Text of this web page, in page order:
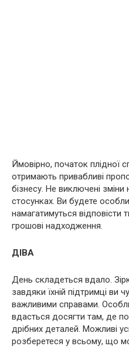
Ймовірно, початок плідної
отримають привабливі
бізнесу. Не виключені
стосунках. Ви будете
намагатимуться відповісти
грошові надходження.
ДІВА
День складеться вдало.
завдяки їхній підтримці ви
важливими справами.
вдасться досягти там, де
дрібних деталей. Можливі
розберетеся у всьому, що